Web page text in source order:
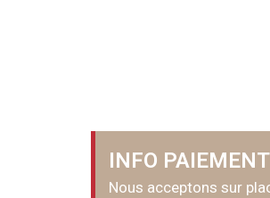
INFO PAIEMENT
Nous acceptons sur